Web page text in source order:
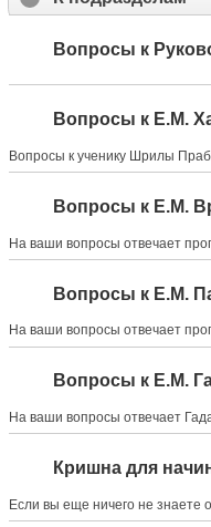
Вопросы к Е.М.
На ваши вопросы отвечает
На ваши вопросы отвечает
Кришна для
Если вы еще ничего не